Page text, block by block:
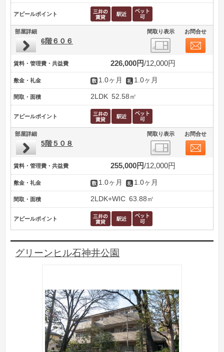
アピールポイント
部屋詳細 間取り表示 お問合せ
6階６０６
賃料・管理費・共益費 226,000円 12,000円
敷金・礼金 1.0ヶ月 1.0ヶ月
間取・面積 2LDK 52.58㎡
アピールポイント
部屋詳細 間取り表示 お問合せ
5階５０８
賃料・管理費・共益費 255,000円 12,000円
敷金・礼金 1.0ヶ月 1.0ヶ月
間取・面積 2LDK+WIC 63.88㎡
アピールポイント
グリーンヒル石神井公園